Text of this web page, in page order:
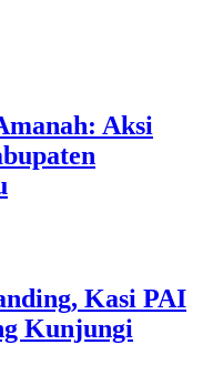
Aksi
Kasi PAI
Kunjungi